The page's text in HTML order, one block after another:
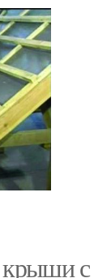
крыши с